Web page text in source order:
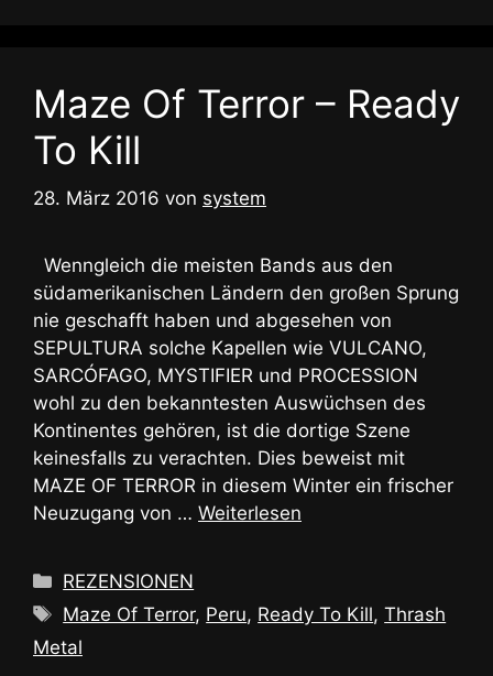
Maze Of Terror – Ready
To Kill
28. März 2016 von system
Wenngleich die meisten Bands aus den
südamerikanischen Ländern den großen Sprung
nie geschafft haben und abgesehen von
SEPULTURA solche Kapellen wie VULCANO,
SARCÓFAGO, MYSTIFIER und PROCESSION
wohl zu den bekanntesten Auswüchsen des
Kontinentes gehören, ist die dortige Szene
keinesfalls zu verachten. Dies beweist mit
MAZE OF TERROR in diesem Winter ein frischer
Neuzugang von … Weiterlesen
Kategorien
REZENSIONEN
Schlagwörter
Maze Of Terror, Peru, Ready To Kill,Thrash
Metal